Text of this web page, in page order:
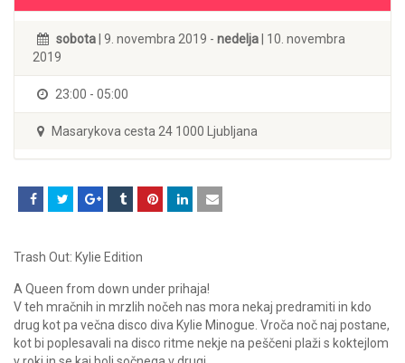
sobota | 9. novembra 2019 - nedelja | 10. novembra
2019
23:00 - 05:00
Masarykova cesta 24 1000 Ljubljana
Trash Out: Kylie Edition
A Queen from down under prihaja!
V teh mračnih in mrzlih nočeh nas mora nekaj predramiti in kdo
drug kot pa večna disco diva Kylie Minogue. Vroča noč naj postane,
kot bi poplesavali na disco ritme nekje na peščeni plaži s koktejlom